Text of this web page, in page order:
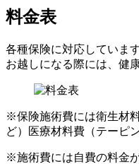
料金表
各種保険に対応しています
お越しになる際には、健
※保険施術費には衛生材
ど）医療材料費（テーピ
※施術費には自費の料金